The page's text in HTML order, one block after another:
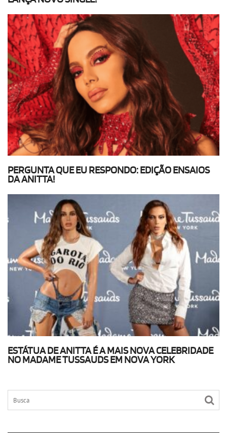
PERGUNTA QUE EU RESPONDO: EDIÇÃO ENSAIOS
DA ANITTA!
ESTÁTUA DE ANITTA É A MAIS NOVA CELEBRIDADE
NO MADAME TUSSAUDS EM NOVA YORK